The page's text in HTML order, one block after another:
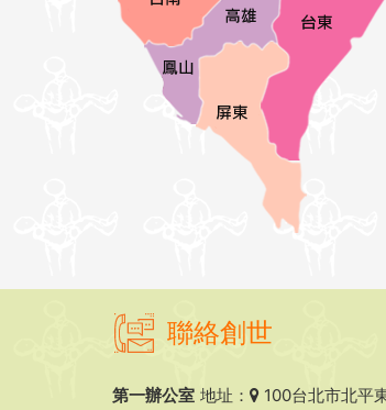
聯絡創世
第一辦公室 地址：
100台北市北平